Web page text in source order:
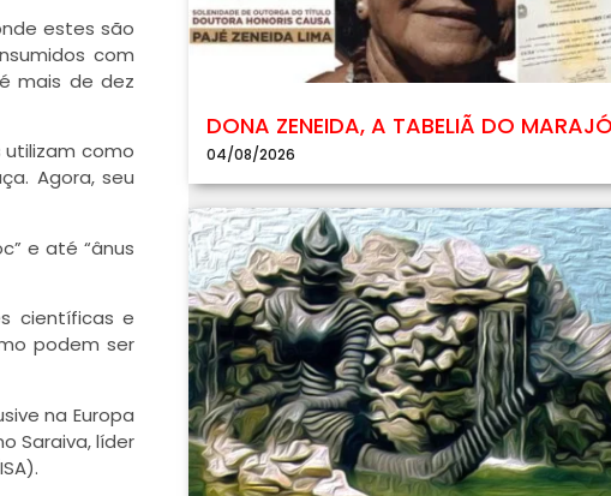
estes são
com
mais de dez
utilizam como
Agora, seu
e até “ânus
científicas e
podem ser
na Europa
Saraiva, líder
DONA ZENEIDA, A TABELIÃ DO
04/08/2026